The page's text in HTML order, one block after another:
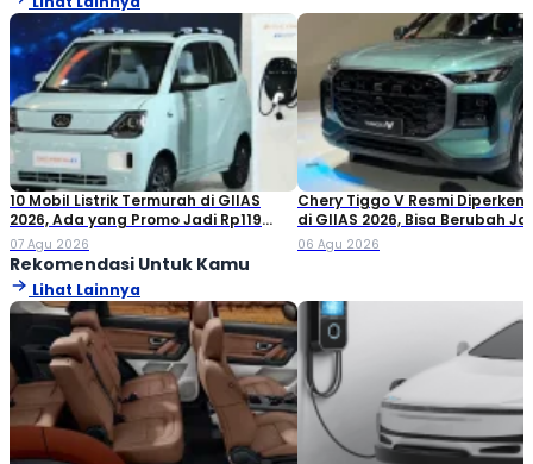
10 Mobil Listrik Termurah di GIIAS
2026, Ada yang Promo Jadi Rp119
Jutaan!
07 Agu 2026
Chery Tiggo V Resmi
di GIIAS 2026, Bisa Berubah
Double Cabin
06 Agu 2026
Rekomendasi Untuk Kamu
Lihat Lainnya